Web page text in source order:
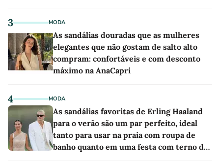
3 MODA
As sandálias douradas que as mulheres
elegantes que não gostam de salto alto
compram: confortáveis e com desconto
máximo na AnaCapri
4 MODA
As sandálias favoritas de Erling Haaland
para o verão são um par perfeito, ideal
tanto para usar na praia com roupa de
banho quanto em uma festa com terno de